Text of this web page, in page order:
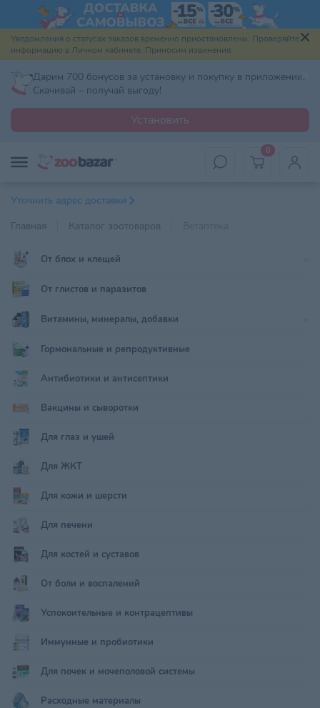
Уведомления о статусах заказов временно приостановлены. Проверяйте
информацию в Личном кабинете. Приносим извинения.
Дарим 700 бонусов за установку и покупку в приложении.
Скачивай – получай выгоду!
Установить
0
Уточнить адрес доставки
Главная
Каталог зоотоваров
От блох и клещей
От глистов и паразитов
Витамины, минералы, добавки
Гормональные и репродуктивные
Антибиотики и антисептики
Вакцины и сыворотки
Для глаз и ушей
Для ЖКТ
Для кожи и шерсти
Для печени
Для костей и суставов
От боли и воспалений
Успокоительные и контрацептивы
Иммунные и пробиотики
Для почек и мочеполовой системы
Расходные материалы